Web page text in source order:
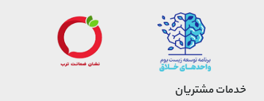
خدمات مشتریان